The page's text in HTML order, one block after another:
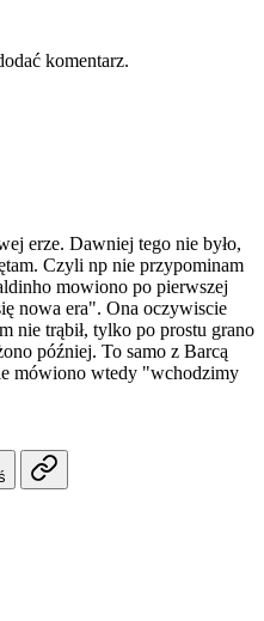
komentarz.
erze. Dawniej tego nie było,
Czyli np nie przypominam
mowiono po pierwszej
nowa era". Ona oczywiscie
nie trąbił, tylko po prostu grano
później. To samo z Barcą
mówiono wtedy "wchodzimy